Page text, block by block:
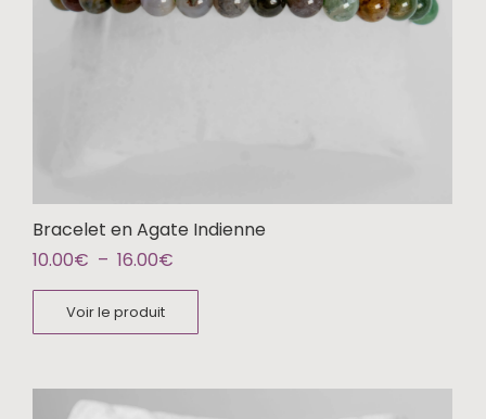
Bracelet en Agate Indienne
10.00€ – 16.00€
Voir le produit